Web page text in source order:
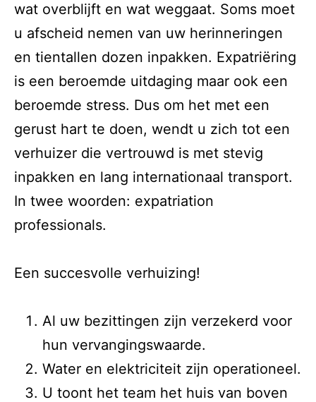
wat overblijft en wat weggaat. Soms moet
u afscheid nemen van uw herinneringen
en tientallen dozen inpakken. Expatriëring
is een beroemde uitdaging maar ook een
beroemde stress. Dus om het met een
gerust hart te doen, wendt u zich tot een
verhuizer die vertrouwd is met stevig
inpakken en lang internationaal transport.
In twee woorden: expatriation
professionals.
Een succesvolle verhuizing!
Al uw bezittingen zijn verzekerd voor
hun vervangingswaarde.
Water en elektriciteit zijn operationeel.
U toont het team het huis van boven